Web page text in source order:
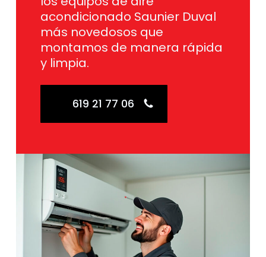
acondicionado Saunier Duval
más novedosos que
montamos de manera rápida
y limpia.
619 21 77 06